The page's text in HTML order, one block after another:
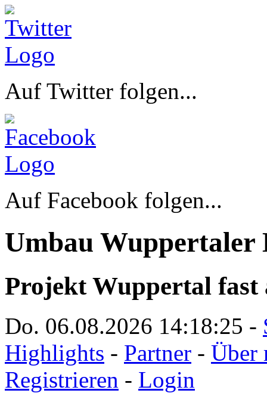
Auf Twitter folgen...
Auf Facebook folgen...
Umbau Wuppertaler
Projekt Wuppertal fast
Do. 06.08.2026 14:18:25 -
Highlights - Partner - Über
Registrieren - Login